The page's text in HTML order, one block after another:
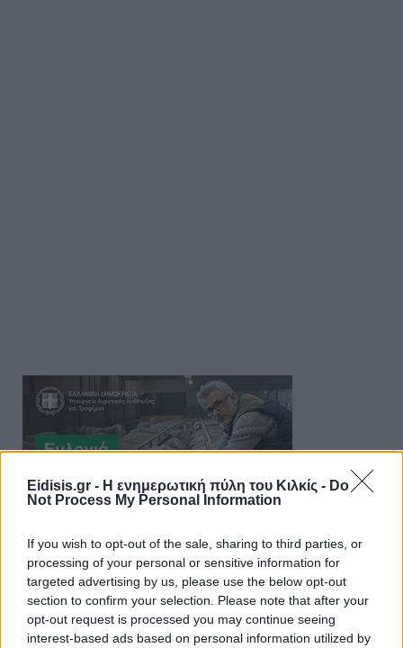
Eidisis.gr - Η ενημερωτική πύλη του Κιλκίς - Do
Not Process My Personal Information
If you wish to opt-out of the sale, sharing to third parties, or
processing of your personal or sensitive information for
targeted advertising by us, please use the below opt-out
section to confirm your selection. Please note that after your
opt-out request is processed you may continue seeing
interest-based ads based on personal information utilized by